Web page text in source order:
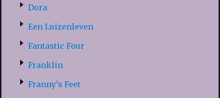
Dora
Een Luizenleven
Fantastic Four
Franklin
Franny’s Feet